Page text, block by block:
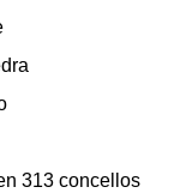
313 concellos